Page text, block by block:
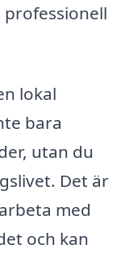
lokal
bara
utan du
Det är
med
och kan